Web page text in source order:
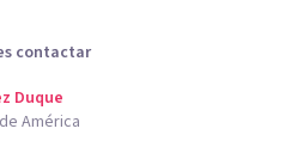
contactar
Duque
América